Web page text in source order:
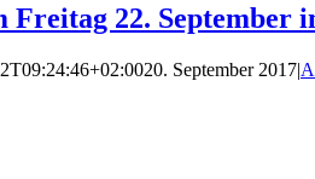
Freitag 22. September
20. September 2017|